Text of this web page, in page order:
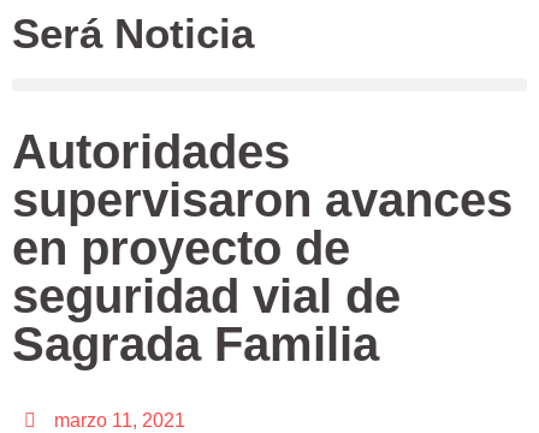
Será Noticia
Autoridades
supervisaron avances
en proyecto de
seguridad vial de
Sagrada Familia
marzo 11, 2021